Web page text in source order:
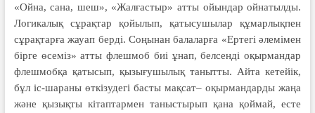
«Ой­на, сана, шеш», «Жалғастыр» ат­ты ойындар ойнатылды.
Логи­калық сұрақтар қойылып, қатысу­шылар құмарлықпен
сұрақтарға жауап берді. Соңынан балаларға «Ертегі әлемімен
бірге өсеміз» атты флешмоб биі ұнап, белсенді оқырмандар
флешмобқа қатысып, қызығушылық таныт­ты. Айта кетейік,
бұл іс-шараны өткізудегі басты мақсат– оқырмандарды жаңа
және қызықты кітаптармен таныстырып қана қоймай, есте